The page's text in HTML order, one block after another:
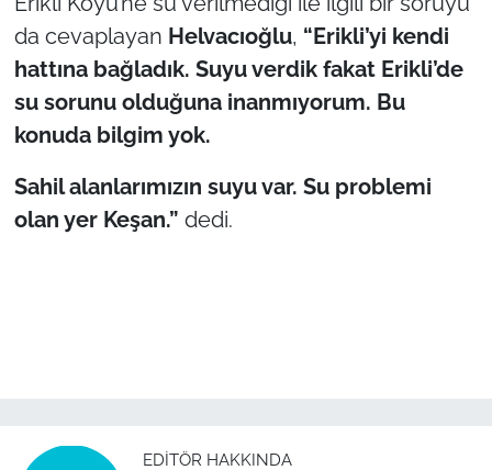
da cevaplayan Helvacıoğlu, “Erikli’yi kendi
hattına bağladık. Suyu verdik fakat Erikli’de
su sorunu olduğuna inanmıyorum. Bu
konuda bilgim yok.
Sahil alanlarımızın suyu var. Su problemi
olan yer Keşan.” dedi.
EDITÖR HAKKINDA